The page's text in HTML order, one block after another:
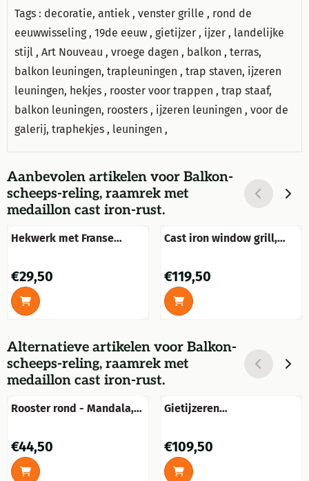
Tags : decoratie, antiek , venster grille , rond de
eeuwwisseling , 19de eeuw , gietijzer , ijzer , landelijke
stijl , Art Nouveau , vroege dagen , balkon , terras,
balkon leuningen, trapleuningen , trap staven, ijzeren
leuningen, hekjes , rooster voor trappen , trap staaf,
balkon leuningen, roosters , ijzeren leuningen , voor de
galerij, traphekjes , leuningen ,
Aanbevolen artikelen voor Balkon-
scheeps-reling, raamrek met
medaillon cast iron-rust.
Hekwerk met Franse
Prijs: 29,50
€29,50
Cast iron window grill,
Prijs: 119,50
€119,50
Alternatieve artikelen voor Balkon-
scheeps-reling, raamrek met
medaillon cast iron-rust.
Rooster rond - Mandala,
Prijs: 44,50
€44,50
Gietijzeren
Prijs: 109,50
€109,50